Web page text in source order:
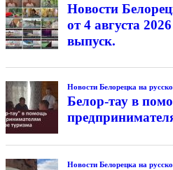
Новости
от 4 августа
выпуск.
Новости Белорецка на
Белор-тау в
Новости Белорецка на